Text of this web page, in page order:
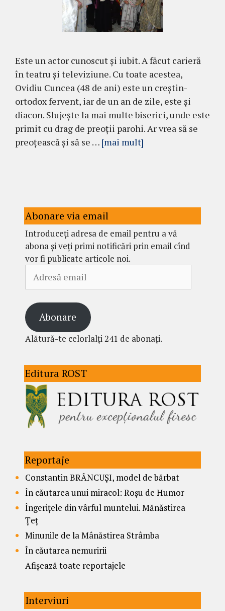
Este un actor cunoscut şi iubit. A făcut carieră
în teatru şi televiziune. Cu toate acestea,
Ovidiu Cuncea (48 de ani) este un creştin-
ortodox fervent, iar de un an de zile, este şi
diacon. Slujeşte la mai multe biserici, unde este
primit cu drag de preoţii parohi. Ar vrea să se
preoţească şi să se … [mai mult]
Abonare via email
Introduceți adresa de email pentru a vă
abona și veți primi notificări prin email cînd
vor fi publicate articole noi.
email
Abonare
Alătură-te celorlalți 241 de abonați.
Editura ROST
Reportaje
Constantin BRÂNCUȘI, model de bărbat
În căutarea unui miracol: Roșu de Humor
Îngerițele din vârful muntelui. Mănăstirea
Țeț
Minunile de la Mânăstirea Strâmba
În căutarea nemuririi
Afișează toate reportajele
Interviuri